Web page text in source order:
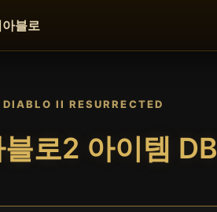
블로
DIABLO II RESURRECTED
로2 아이템 DB